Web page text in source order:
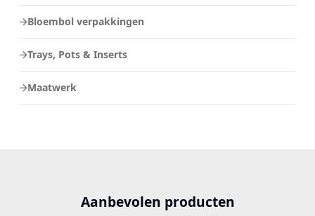
Bloembol verpakkingen
Trays, Pots & Inserts
Maatwerk
Aanbevolen producten